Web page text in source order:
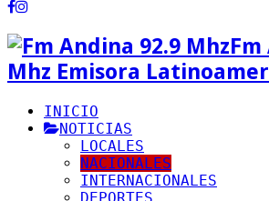
Fm
Mhz Emisora
INICIO
NOTICIAS
LOCALES
NACIONALES
INTERNACIONALES